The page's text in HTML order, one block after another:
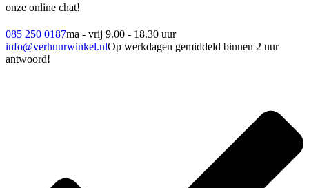
onze online chat!
085 250 0187ma - vrij 9.00 - 18.30 uur
info@verhuurwinkel.nlOp werkdagen gemiddeld binnen 2 uur
antwoord!